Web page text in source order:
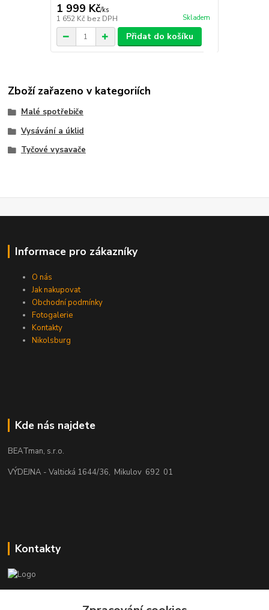
1 999 Kč/ks
1 652 Kč bez DPH Skladem
Přidat do košíku
Zboží zařazeno v kategoriích
Malé spotřebiče
Vysávání a úklid
Tyčové vysavače
Informace pro zákazníky
O nás
Jak nakupovat
Obchodní podmínky
Fotogalerie
Kontakty
Nikolsburg
Kde nás najdete
BEATman, s.r.o.
VÝDEJNA - Valtická 1644/36, Mikulov 692 01
Kontakty